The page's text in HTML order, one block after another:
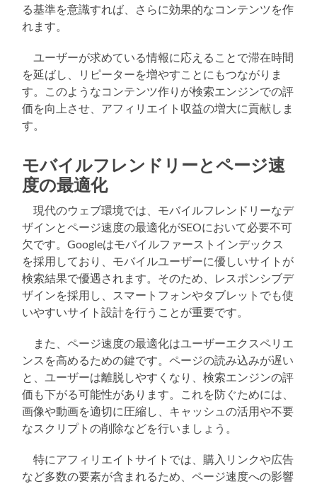
る基準を意識すれば、さらに効果的なコンテンツを作
れます。
ユーザーが求めている情報に応えることで滞在時間
を延ばし、リピーターを増やすことにもつながりま
す。このようなコンテンツ作りが検索エンジンでの評
価を向上させ、アフィリエイト収益の増大に貢献しま
す。
モバイルフレンドリーとページ速
度の最適化
現代のウェブ環境では、モバイルフレンドリーなデ
ザインとページ速度の最適化がSEOにおいて必要不可
欠です。Googleはモバイルファーストインデックス
を採用しており、モバイルユーザーに優しいサイトが
検索結果で優遇されます。そのため、レスポンシブデ
ザインを採用し、スマートフォンやタブレットでも使
いやすいサイト設計を行うことが重要です。
また、ページ速度の最適化はユーザーエクスペリエ
ンスを高めるための鍵です。ページの読み込みが遅い
と、ユーザーは離脱しやすくなり、検索エンジンの評
価も下がる可能性があります。これを防ぐためには、
画像や動画を適切に圧縮し、キャッシュの活用や不要
なスクリプトの削除などを行いましょう。
特にアフィリエイトサイトでは、購入リンクや広告
など多数の要素が含まれるため、ページ速度への影響